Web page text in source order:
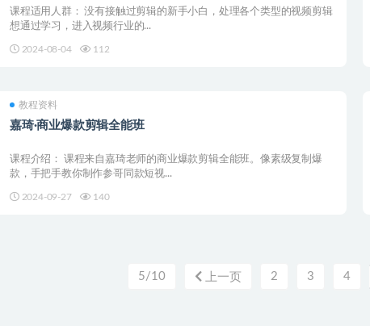
课程适用人群： 没有接触过剪辑的新手小白，处理各个类型的视频剪辑
想通过学习，进入视频行业的...
2024-08-04 112
教程资料
嘉琦·商业爆款剪辑全能班
课程介绍： 课程来自嘉琦老师的商业爆款剪辑全能班。像素级复制爆
款，手把手教你制作参哥同款短视...
2024-09-27 140
5/10 上一页 2 3 4